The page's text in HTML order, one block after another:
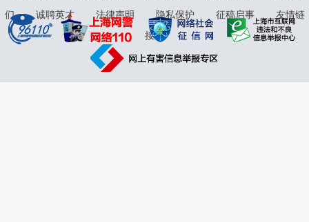
们
诚聘英才 法律声明 隐私保护 征稿启事
友情链
接